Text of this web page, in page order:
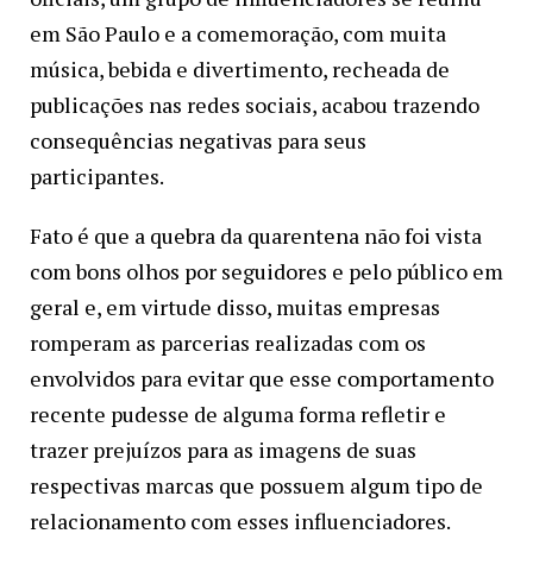
em São Paulo e a comemoração, com muita
música, bebida e divertimento, recheada de
publicações nas redes sociais, acabou trazendo
consequências negativas para seus
participantes.
Fato é que a quebra da quarentena não foi vista
com bons olhos por seguidores e pelo público em
geral e, em virtude disso, muitas empresas
romperam as parcerias realizadas com os
envolvidos para evitar que esse comportamento
recente pudesse de alguma forma refletir e
trazer prejuízos para as imagens de suas
respectivas marcas que possuem algum tipo de
relacionamento com esses influenciadores.